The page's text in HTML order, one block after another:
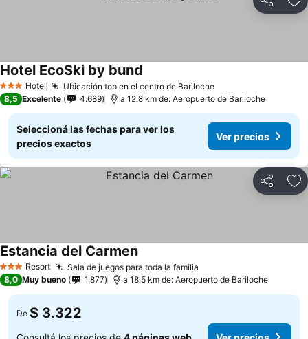
Compartir
3 Estrellas
Hotel Ubicación top en el centro de Bariloche
Hotel EcoSki by bund
8,5 Excelente 4.689 a 12.8 km de: Aeropuerto de Bariloche
Seleccioná las fechas para ver los
precios exactos
Ver precios
Compartir
3 EstrellasResort Sala de juegos para toda la familia
Estancia del Carmen
8,0 Muy bueno 1.877 a 18.5 km de: Aeropuerto de Bariloche
De $ 3.322